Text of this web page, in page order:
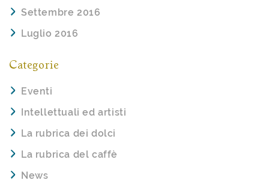
Settembre 2016
Luglio 2016
Categorie
Eventi
Intellettuali ed artisti
La rubrica dei dolci
La rubrica del caffè
News